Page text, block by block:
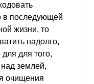
в последующей
жизни, то
надолго,
для для того,
землей,
очищения